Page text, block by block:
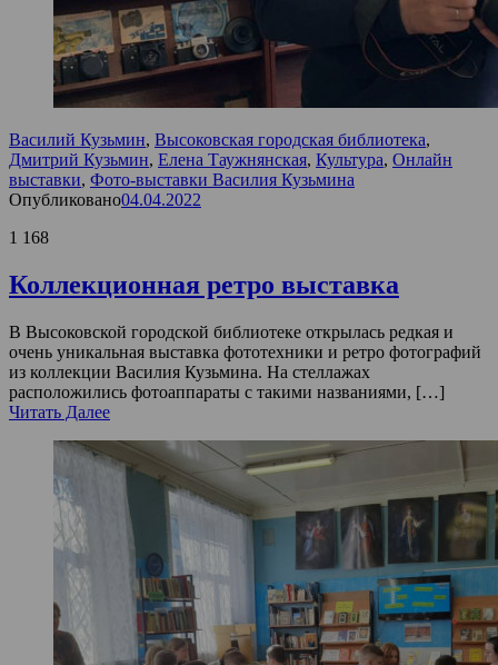
Василий Кузьмин, Высоковская городская библиотека,
Дмитрий Кузьмин, Елена Таужнянская, Культура, Онлайн
выставки, Фото-выставки Василия Кузьмина
Опубликовано04.04.2022
1 168
Коллекционная ретро выставка
В Высоковской городской библиотеке открылась редкая и
очень уникальная выставка фототехники и ретро фотографий
из коллекции Василия Кузьмина. На стеллажах
расположились фотоаппараты с такими названиями, […]
Читать Далее